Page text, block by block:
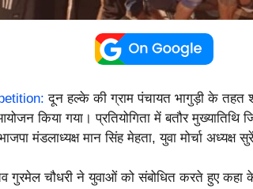
दून हल्के की ग्राम पंचायत भागुड़ी के तहत
किया गया। प्रतियोगिता में बतौर
मंडलाध्यक्ष मान सिंह मेहता, युवा मोर्चा अध्यक्ष
गुरमेल चौधरी ने युवाओं को संबोधित करते हुए